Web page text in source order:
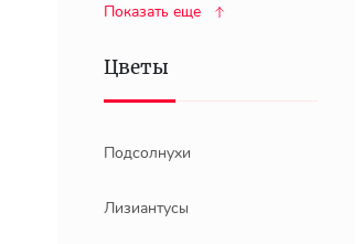
Показать еще
Цветы
Подсолнухи
Лизиантусы